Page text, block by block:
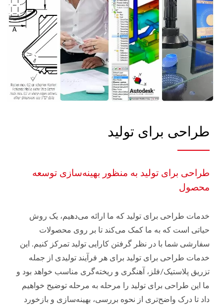
طراحی برای تولید
طراحی برای تولید به منظور بهینه‌سازی توسعه
محصول
خدمات طراحی برای تولید که ما ارائه می‌دهیم، یک روش
حیاتی است که به ما کمک می‌کند تا بر روی محصولات
سفارشی شما با در نظر گرفتن کارایی تولید تمرکز کنیم. این
خدمات طراحی برای تولید برای هر فرآیند تولیدی از جمله
تزریق پلاستیک/فلز، آهنگری و ریخته‌گری مناسب خواهد بود و
ما این طراحی برای تولید را مرحله به مرحله توضیح خواهیم
داد تا درک واضح‌تری از نحوه بررسی، بهینه‌سازی و بازخورد